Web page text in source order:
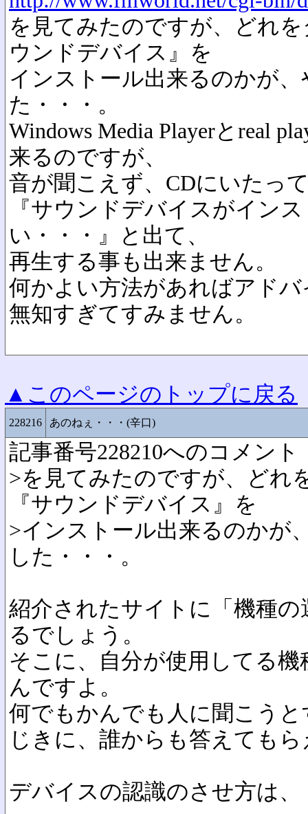
を見てみたのですが、どれ
ウンドデバイス』を
インストール出来るのかが
た・・・。
Windows Media Playerとreal
来るのですが、
音が聞こえず、CDにいたっ
『サウンドデバイスがイン
い・・・』と出て、
再生する事も出来ません。
何かよい方法があればアド
無知すぎてすみません。
▲このページのトップに戻る
228216 あのねぇ・・・(辛口)
記事番号228210へのコメント
>を見てみたのですが、どれ
『サウンドデバイス』を
>インストール出来るのかが
した・・・。
紹介されたサイトに「機種
るでしょう。
そこに、自分が使用してる
んですよ。
何でもかんでも人に聞こう
じきに、誰からも答えても
デバイスの認識のさせ方は、